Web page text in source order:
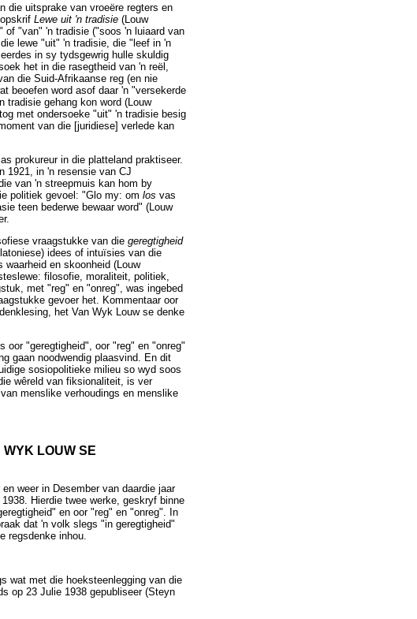
die uitsprake van vroeëre regters en
Lewe uit 'n tradisie (Louw
of "van" 'n tradisie ("soos 'n luiaard van
lewe "uit" 'n tradisie, die "leef in 'n
in sy tydsgewrig hulle skuldig
het in die rasegtheid van 'n reël,
die Suid-Afrikaanse reg (en nie
beoefen word asof daar 'n "versekerde
tradisie gehang kon word (Louw
met ondersoeke "uit" 'n tradisie besig
van die [juridiese] verlede kan
prokureur in die platteland praktiseer.
1921, in 'n resensie van CJ
van 'n streepmuis kan hom by
politiek gevoel: "Glo my: om los vas
teen bederwe bewaar word" (Louw
vraagstukke van die geregtigheid
idees of intuïsies van die
en skoonheid (Louw
filosofie, moraliteit, politiek,
met "reg" en "onreg", was ingebed
gevoer het. Kommentaar oor
het Van Wyk Louw se denke
oor "geregtigheid", oor "reg" en "onreg"
gaan noodwendig plaasvind. En dit
sosiopolitieke milieu so wyd soos
wêreld van fiksionaliteit, is ver
menslike verhoudings en menslike
LOUW SE
weer in Desember van daardie jaar
Hierdie twee werke, geskryf binne
en oor "reg" en "onreg". In
dat 'n volk slegs "in geregtigheid"
regsdenke inhou.
wat met die hoeksteenlegging van die
op 23 Julie 1938 gepubliseer (Steyn